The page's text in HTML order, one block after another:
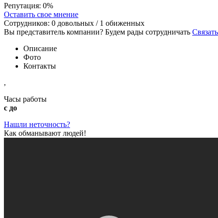
Репутация: 0%
Оставить свое мнение
Сотрудников: 0 довольных / 1 обиженных
Вы представитель компании? Будем рады сотрудничать
Описание
Фото
Контакты
,
Часы работы
с до
Нашли неточность?
Как обманывают людей!